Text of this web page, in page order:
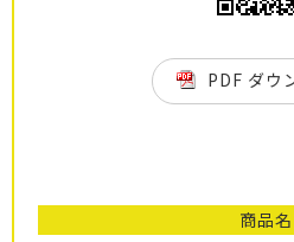
PDF ダウ
商品名